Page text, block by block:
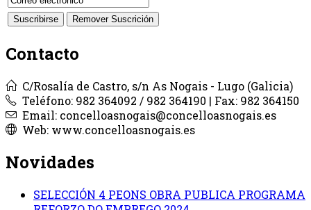
Contacto
C/Rosalía de Castro, s/n As Nogais - Lugo (Galicia)
Teléfono: 982 364092 / 982 364190 | Fax: 982 364150
Email: concelloasnogais@concelloasnogais.es
Web: www.concelloasnogais.es
Novidades
SELECCIÓN 4 PEONS OBRA PUBLICA PROGRAMA